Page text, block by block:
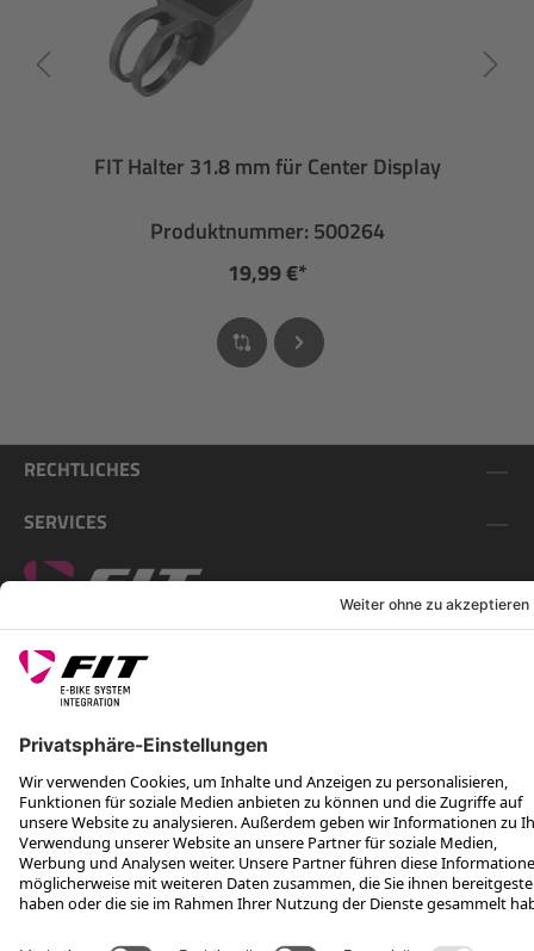
FIT Halter 31.8 mm für Center Display
Produktnummer: 500264
19,99 €*
RECHTLICHES
SERVICES
*Unverbindliche Preisempfehlung inkl. MwSt. zzgl. Versandkosten
Rotax Bike Technology AG © 2025